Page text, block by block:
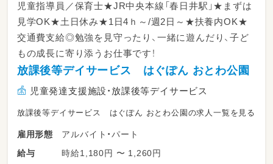
児童指導員／保育士★JR中央本線「春日井駅」★まずは
見学OK★土日休み★1日4ｈ～/週2日～★扶養内OK★
交通費支給◎勉強を見守ったり、一緒に遊んだり、子ど
もの成長に寄り添うお仕事です！
放課後等デイサービス はぐぽん おとわ公園
児童発達支援施設・放課後等デイサービス
放課後等デイサービス はぐぽん おとわ公園の求人一覧を見る
雇用形態
アルバイト・パート
給与
時給1,180円 〜 1,260円